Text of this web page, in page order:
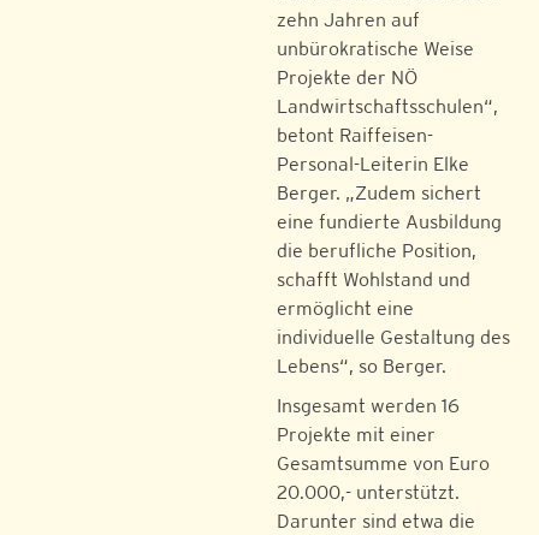
zehn Jahren auf
unbürokratische Weise
Projekte der NÖ
Landwirtschaftsschulen“,
betont Raiffeisen-
Personal-Leiterin Elke
Berger. „Zudem sichert
eine fundierte Ausbildung
die berufliche Position,
schafft Wohlstand und
ermöglicht eine
individuelle Gestaltung des
Lebens“, so Berger.
Insgesamt werden 16
Projekte mit einer
Gesamtsumme von Euro
20.000,- unterstützt.
Darunter sind etwa die